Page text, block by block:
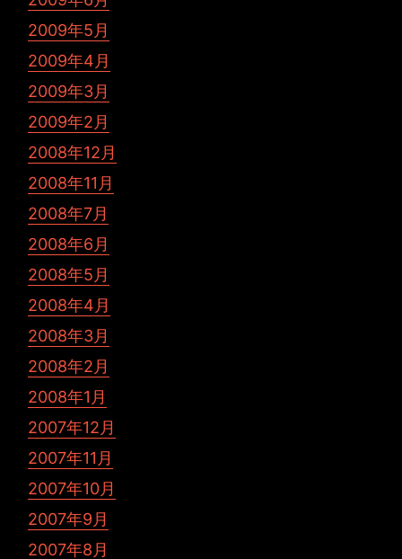
2009年5月
2009年4月
2009年3月
2009年2月
2008年12月
2008年11月
2008年7月
2008年6月
2008年5月
2008年4月
2008年3月
2008年2月
2008年1月
2007年12月
2007年11月
2007年10月
2007年9月
2007年8月